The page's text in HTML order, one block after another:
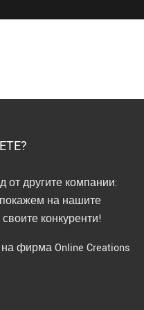
другите компании:
на нашите
конкуренти!
фирма Online Creations